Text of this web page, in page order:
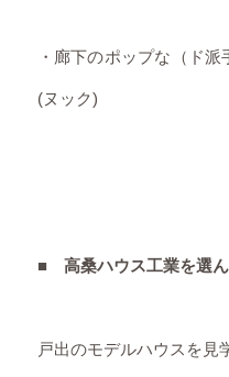
・廊下のポップな（ド
(ヌック)
■ 高桑ハウス工業を選
戸出のモデルハウスを見